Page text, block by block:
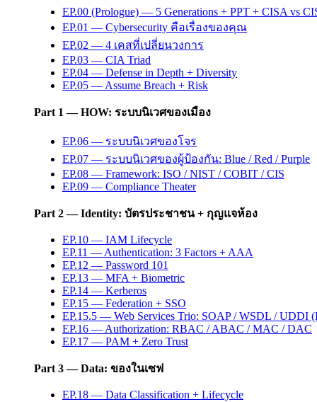
EP.00 (Prologue) — 5 Generations + PPT + CISA vs
EP.01 — Cybersecurity คือเรื่องของคุณ
EP.02 — 4 เคสที่เปลี่ยนวงการ
EP.03 — CIA Triad
EP.04 — Defense in Depth + Diversity
EP.05 — Assume Breach + Risk
Part 1 — HOW: ระบบนิเวศของเมือง
EP.06 — ระบบนิเวศของโจร
EP.07 — ระบบนิเวศของผู้ป้องกัน: Blue / Red / Purple
EP.08 — Framework: ISO / NIST / COBIT / CIS
EP.09 — Compliance Theater
Part 2 — Identity: บัตรประชาชน + กุญแจห้อง
EP.10 — IAM Lifecycle
EP.11 — Authentication: 3 Factors + AAA
EP.12 — Password 101
EP.13 — MFA + Biometric
EP.14 — Kerberos
EP.15 — Federation + SSO
EP.15.5 — Web Services Trio: SOAP / WSDL / UDDI
EP.16 — Authorization: RBAC / ABAC / MAC / DAC
EP.17 — PAM + Zero Trust
Part 3 — Data: ของในเซฟ
EP.18 — Data Classification + Lifecycle